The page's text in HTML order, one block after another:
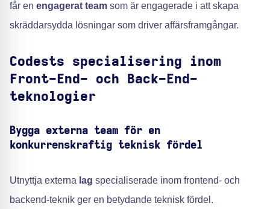
får en engagerat team som är engagerade i att skapa
skräddarsydda lösningar som driver affärsframgångar.
Codests specialisering inom
Front-End- och Back-End-
teknologier
Bygga externa team för en
konkurrenskraftig teknisk fördel
Utnyttja externa lag specialiserade inom frontend- och
backend-teknik ger en betydande teknisk fördel.